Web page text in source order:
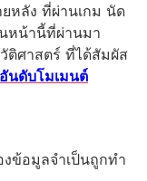
หลัง ที่ผ่านเกม นัด
หน้านี้ที่ผ่านมา
ติศาสตร์ ที่ได้สัมผัส
นดับโมเมนต์
งข้อมูลจำเป็นถูกทำ